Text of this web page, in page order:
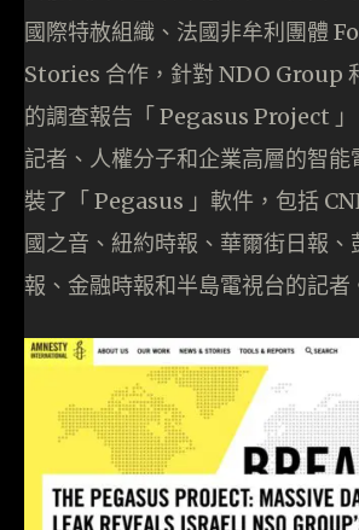
國際特赦組織、法國非牟利團體
Stories 合作，針對 NDO Group
的調查報告「 Pegasus Project
記者、人權分子和企業高層的智能
裝了「 Pegasus 」軟件，包括
國之音、紐約時報、華爾街日報、
報、金融時報和半島電視台的記者